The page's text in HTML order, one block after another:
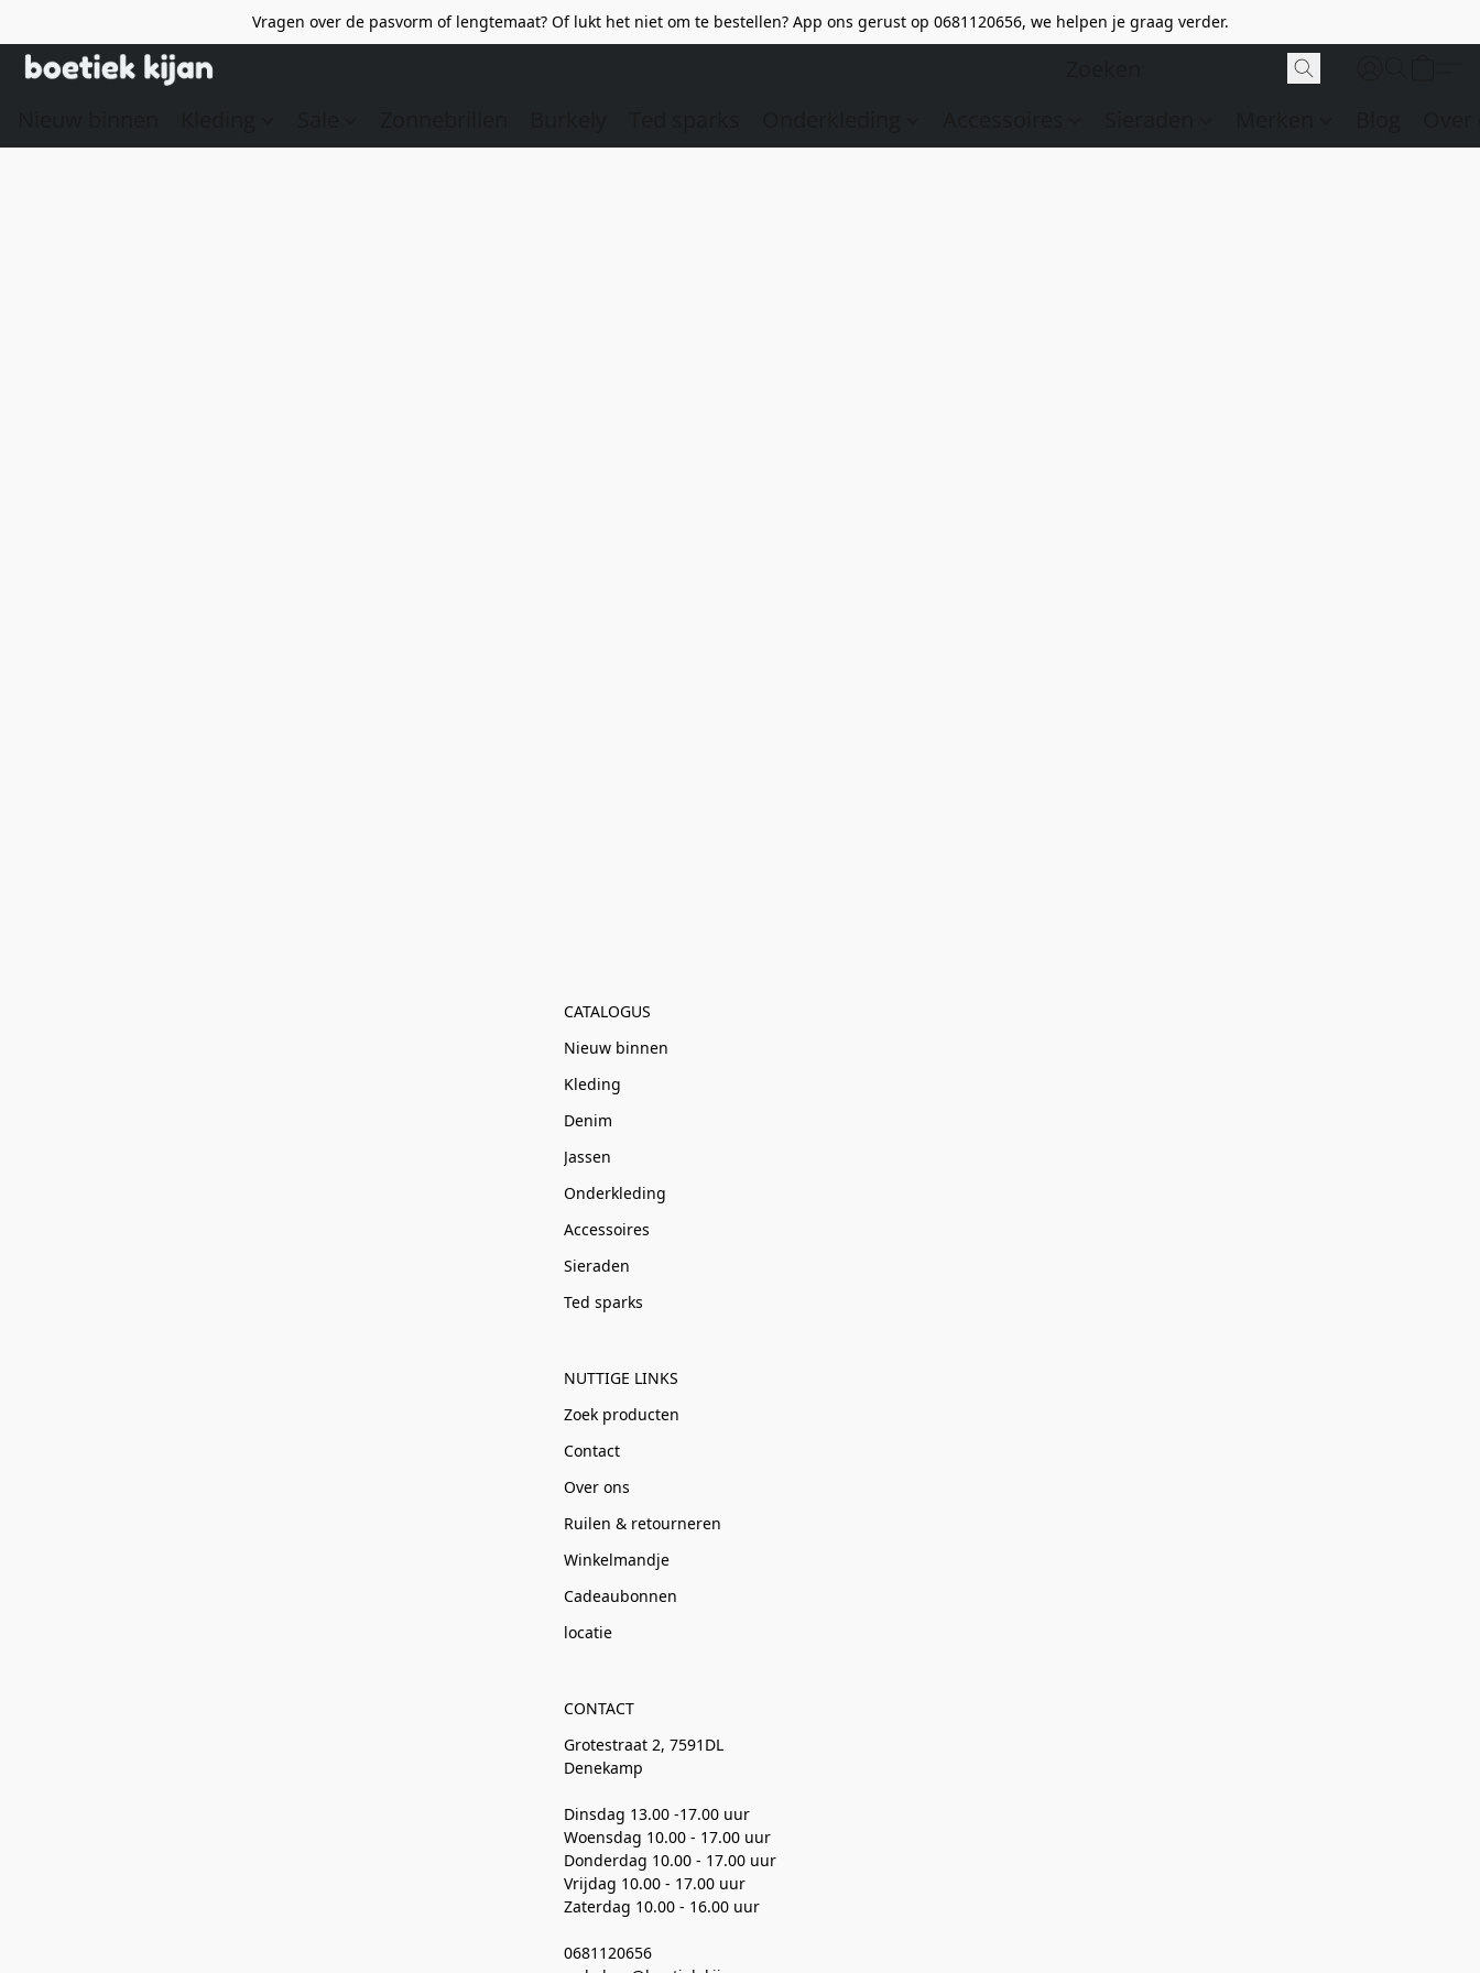
Vragen over de pasvorm of lengtemaat? Of lukt het niet om te bestellen? App ons gerust op 0681120656, we helpen je graag verder.
CATALOGUS
Nieuw binnen
Kleding
Denim
Jassen
Onderkleding
Accessoires
Sieraden
Ted sparks
NUTTIGE LINKS
Zoek producten
Contact
Over ons
Ruilen & retourneren
Winkelmandje
Cadeaubonnen
locatie
CONTACT
Grotestraat 2, 7591DL
Denekamp
Dinsdag 13.00 -17.00 uur
Woensdag 10.00 - 17.00 uur
Donderdag 10.00 - 17.00 uur
Vrijdag 10.00 - 17.00 uur
Zaterdag 10.00 - 16.00 uur
0681120656